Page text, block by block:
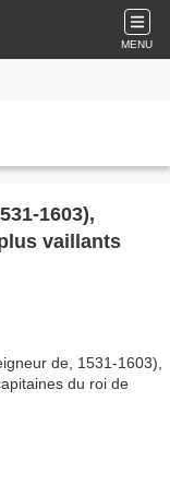
MENU
1603),
vaillants